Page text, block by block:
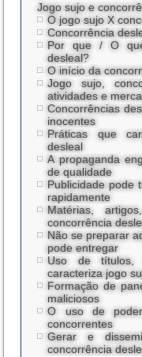
Jogo sujo e
O jogo sujo X
Concorrência
Por que / O
desleal?
O início da
Jogo sujo,
atividades e
Concorrências
inocentes
Práticas que
desleal
A propaganda
de qualidade
Publicidade pode
rapidamente
Matérias,
concorrência
Não se preparar
pode entregar
Uso de títulos,
caracteriza jogo
Formação de
maliciosos
O uso de
concorrentes
Gerar e
concorrência